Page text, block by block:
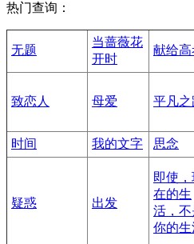
热门查询：
无题
当蔷薇花
开时
献给高
致恋人 母爱 平凡之
时间 我的文字 思念
疑惑 出发
即使
在的生
活，不
你的生